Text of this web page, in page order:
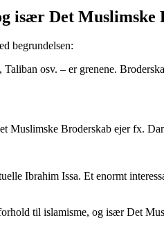
især Det
begrundelsen:
osv. – er grenene.
Broderskab ejer fx.
Ibrahim Issa. Et enormt
til islamisme, og især Det